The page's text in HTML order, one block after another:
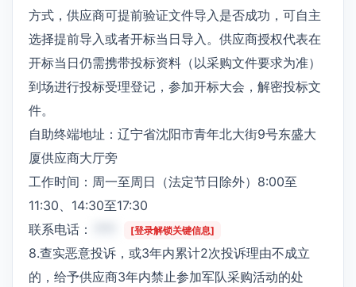
方式，供应商可提前验证文件导入是否成功，可自主
选择提前导入或者开标当日导入。供应商授权代表在
开标当日仍需携带投标资料（以采购文件要求为准）
到场进行投标受理登记，参加开标大会，解密投标文
件。
自助终端地址：辽宁省沈阳市青年北大街9号东盛大
厦供应商大厅旁
工作时间：周一至周日（法定节日除外）8:00至
11:30、14:30至17:30
联系电话：
[登录解锁关键信息]
8.查实恶意投诉，或3年内累计2次投诉理由不成立
的，给予供应商3年内禁止参加军队采购活动的处